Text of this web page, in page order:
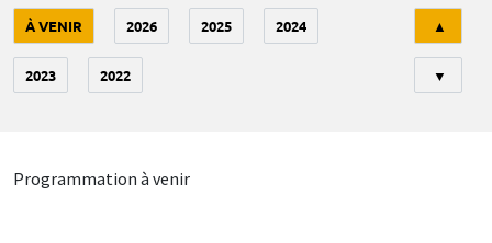
À VENIR 2026 2025 2024
2023 2022
▲
▼
Programmation à venir